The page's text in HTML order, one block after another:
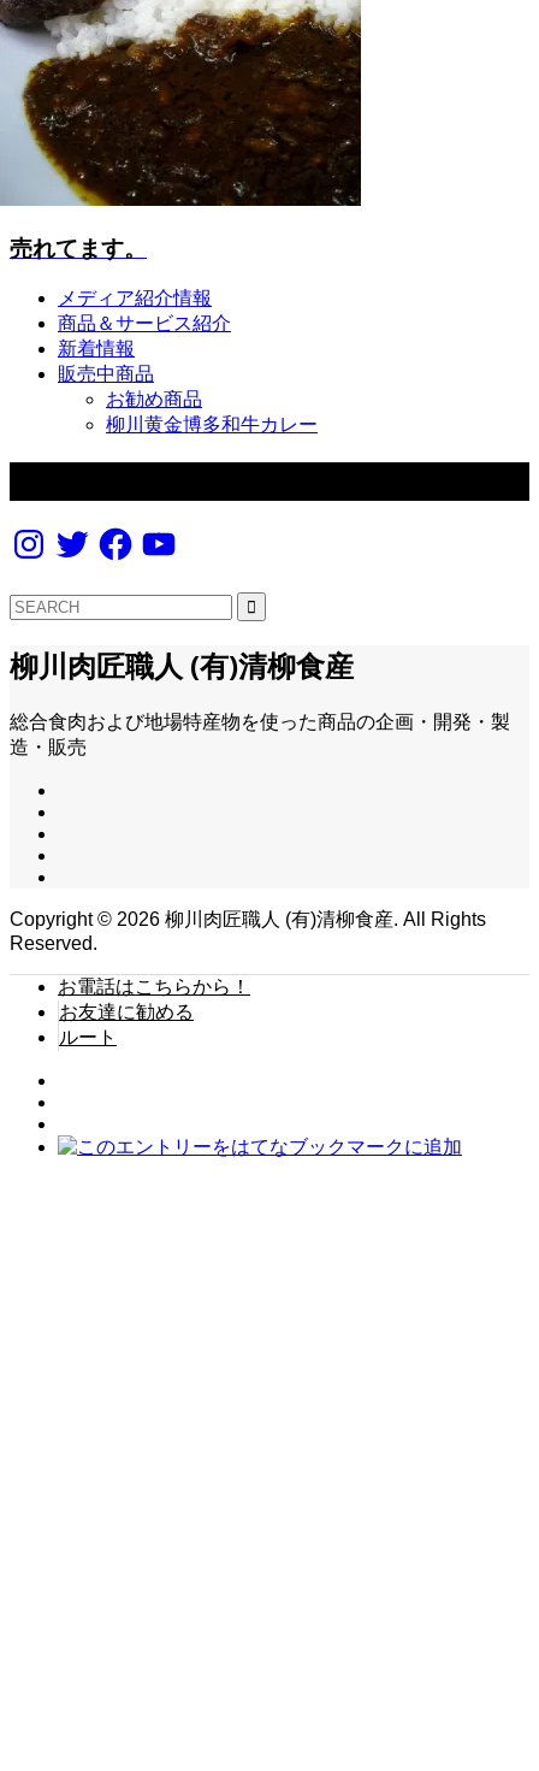
売れてます。
メディア紹介情報
商品＆サービス紹介
新着情報
販売中商品
お勧め商品
柳川黄金博多和牛カレー
Instagram
TwitterFacebookYouTube
柳川肉匠職人 (有)清柳食産
総合食肉および地場特産物を使った商品の企画・開発・製
造・販売
Copyright © 2026 柳川肉匠職人 (有)清柳食産. All Rights
Reserved.
お電話はこちらから！
お友達に勧める
ルート